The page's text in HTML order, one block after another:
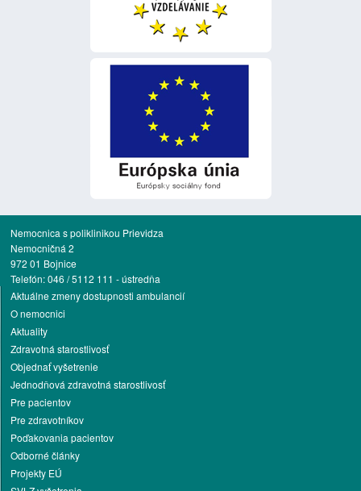
Nemocnica s poliklinikou Prievidza
Nemocničná 2
972 01 Bojnice
Telefón: 046 / 5112 111 - ústredňa
Aktuálne zmeny dostupnosti ambulancií
O nemocnici
Aktuality
Zdravotná starostlivosť
Objednať vyšetrenie
Jednodňová zdravotná starostlivosť
Pre pacientov
Pre zdravotníkov
Poďakovania pacientov
Odborné články
Projekty EÚ